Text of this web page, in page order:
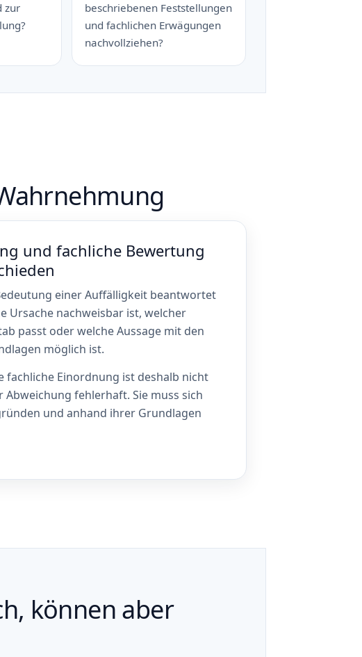
zur
beschriebenen Feststellungen
und fachlichen Erwägungen
nachvollziehen?
und fachliche Bewertung
einer Auffälligkeit beantwortet
Ursache nachweisbar ist, welcher
passt oder welche Aussage mit den
möglich ist.
fachliche Einordnung ist deshalb nicht
Abweichung fehlerhaft. Sie muss sich
und anhand ihrer Grundlagen
können aber